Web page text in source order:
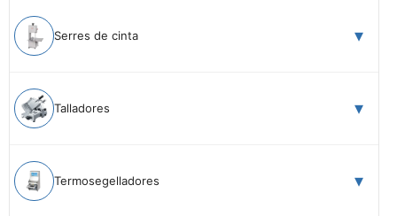
Serres de cinta
Talladores
Termosegelladores